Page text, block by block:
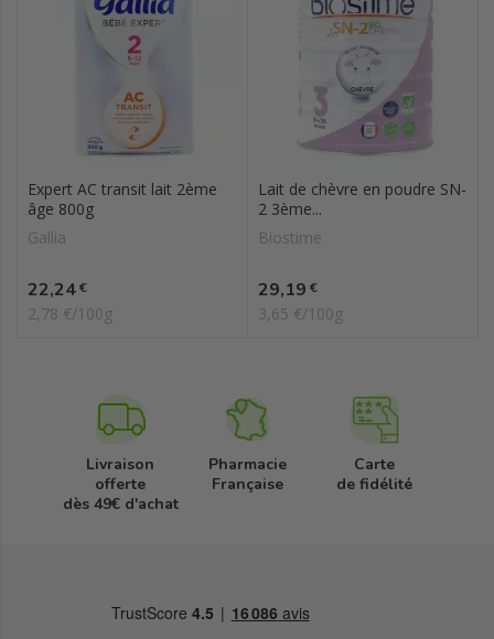
Expert AC transit lait 2ème
âge 800g
Gallia
Prix
22,24€
2,78 €/100g
Lait de chèvre en poudre SN-
2 3ème...
Biostime
Prix
29,19 €
3,65 €/100g
Livraison
offerte
dès 49€ d'achat
Pharmacie
Française
Carte
de fidélité